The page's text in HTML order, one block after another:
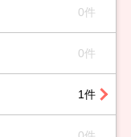
0件
0件
1件